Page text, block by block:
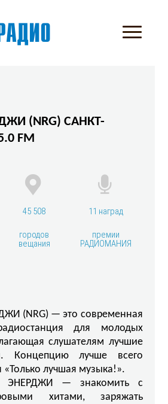
(NRG) САНКТ-
FM
45 508
городов
вещания
11 наград
премии
РАДИОМАНИЯ
(NRG) — это современная
для молодых
слушателям лучшие
Концепцию лучше всего
«Только лучшая музыка!».
ЭНЕРДЖИ — знакомить с
хитами, заряжать